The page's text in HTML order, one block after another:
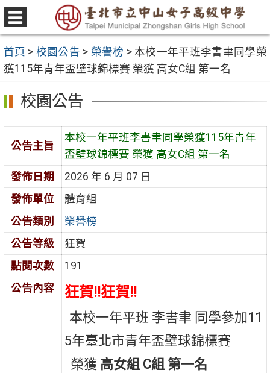
跳
至
要
內
容
區
選
單
首頁 > 校園公告 > 榮譽榜 > 本校一年平班李書聿同學榮
獲115年青年盃壁球錦標賽 榮獲 高女C組 第一名
校園公告
公告主旨
本校一年平班李書聿同學榮獲115年青年
盃壁球錦標賽 榮獲 高女C組 第一名
發佈日期
2026 年 6 月 07 日
發佈單位
體育組
公告類別
榮譽榜
公告等級
狂賀
點閱次數
191
公告內容
狂賀!!狂賀!!
本校一年平班 李書聿 同學參加11
5年臺北市青年盃壁球錦標賽
榮獲 高女組 C組 第一名